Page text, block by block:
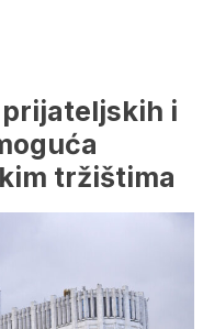
i
tržištima